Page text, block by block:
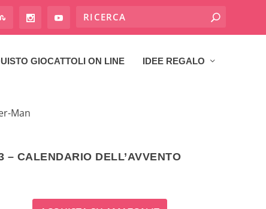
GIOCATTOLI ON LINE IDEE REGALO
Man
– CALENDARIO DELL’AVVENTO